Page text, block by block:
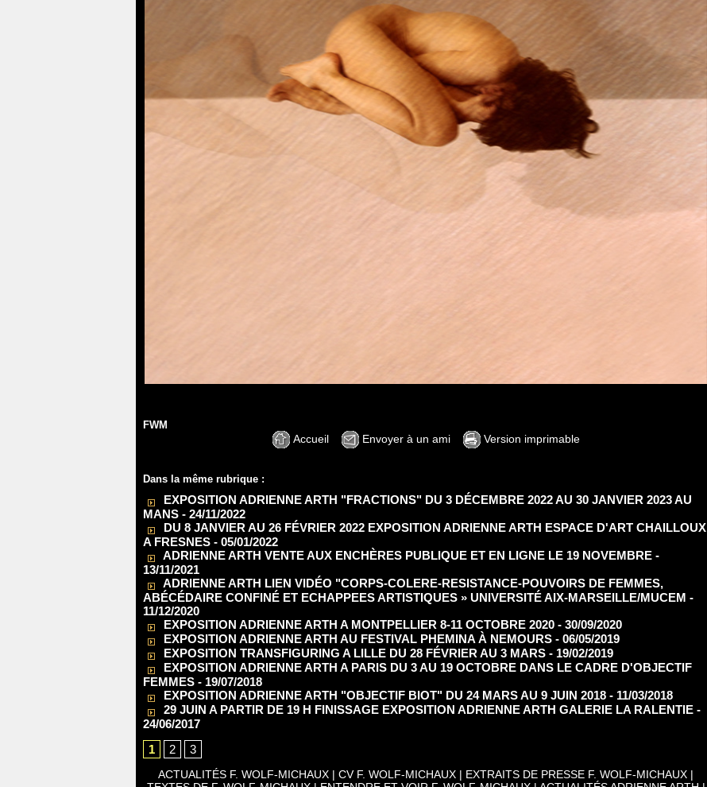
FWM
Accueil Envoyer à un ami Version imprimable
Dans la même rubrique :
EXPOSITION ADRIENNE ARTH "FRACTIONS" DU 3 DÉCEMBRE 2022 AU 30 JANVIER 2023 AU
MANS - 24/11/2022
DU 8 JANVIER AU 26 FÉVRIER 2022 EXPOSITION ADRIENNE ARTH ESPACE D'ART CHAILLOUX
A FRESNES - 05/01/2022
ADRIENNE ARTH VENTE AUX ENCHÈRES PUBLIQUE ET EN LIGNE LE 19 NOVEMBRE -
13/11/2021
ADRIENNE ARTH LIEN VIDÉO "CORPS-COLERE-RESISTANCE-POUVOIRS DE FEMMES,
ABÉCÉDAIRE CONFINÉ ET ECHAPPEES ARTISTIQUES » UNIVERSITÉ AIX-MARSEILLE/MUCEM -
11/12/2020
EXPOSITION ADRIENNE ARTH A MONTPELLIER 8-11 OCTOBRE 2020 - 30/09/2020
EXPOSITION ADRIENNE ARTH AU FESTIVAL PHEMINA À NEMOURS - 06/05/2019
EXPOSITION TRANSFIGURING A LILLE DU 28 FÉVRIER AU 3 MARS - 19/02/2019
EXPOSITION ADRIENNE ARTH A PARIS DU 3 AU 19 OCTOBRE DANS LE CADRE D'OBJECTIF
FEMMES - 19/07/2018
EXPOSITION ADRIENNE ARTH "OBJECTIF BIOT" DU 24 MARS AU 9 JUIN 2018 - 11/03/2018
29 JUIN A PARTIR DE 19 H FINISSAGE EXPOSITION ADRIENNE ARTH GALERIE LA RALENTIE -
24/06/2017
1
2 3
ACTUALITÉS F. WOLF-MICHAUX | CV F. WOLF-MICHAUX | EXTRAITS DE PRESSE F. WOLF-MICHAUX |